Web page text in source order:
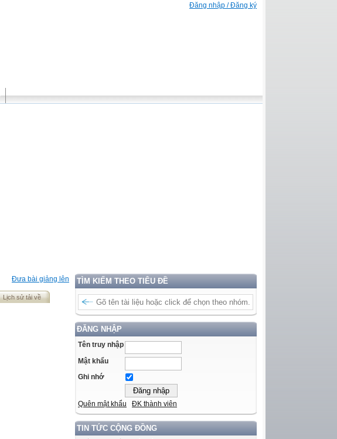
Đăng nhập / Đăng ký
TÌM KIẾM THEO TIÊU ĐỀ
ĐĂNG NHẬP
Tên truy nhập
Mật khẩu
Ghi nhớ
Quên mật khẩu ĐK thành viên
TIN TỨC CỘNG ĐỒNG
Đưa bài giảng lên
Lịch sử tải về